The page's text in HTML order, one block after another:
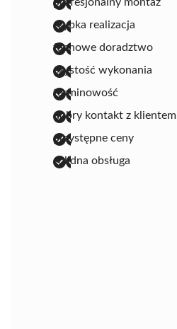
szybka realizacja
fachowe doradztwo
czystość wykonania
terminowość
dobry kontakt z klientem
przystępne ceny
solidna obsługa